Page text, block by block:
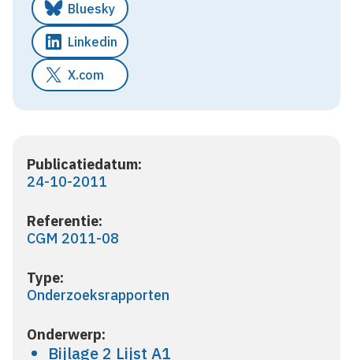
Publicatiedatum:
24-10-2011
Referentie:
CGM 2011-08
Type:
Onderzoeksrapporten
Onderwerp:
Bijlage 2 Lijst A1
Bluesky
Linkedin
X.com